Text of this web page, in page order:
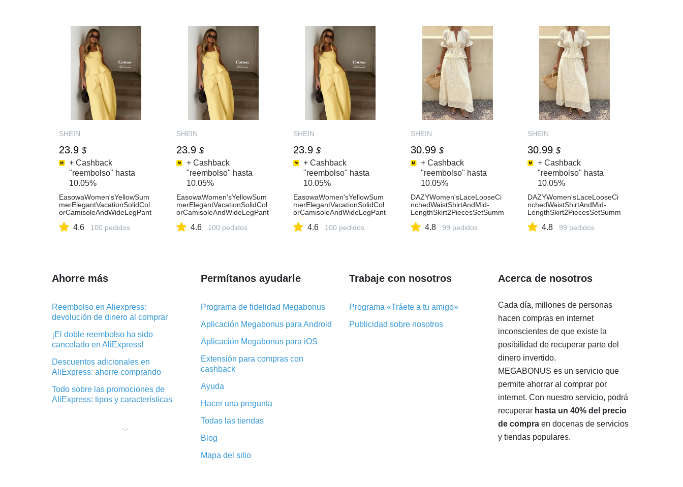
n'sBlazerSuit,Women's2-
PieceSet
n'sBlazerSuit,Women's2-
PieceSet
SHEIN
23.9 $
+ Cashback
"reembolso" hasta
10.05%
EasowaWomen'sYellowSum
merElegantVacationSolidCol
orCamisoleAndWideLegPant
dMoneyStyleCottonLinenCo
4.6 100 pedidos
SHEIN
23.9 $
+ Cashback
"reembolso" hasta
10.05%
EasowaWomen'sYellowSum
merElegantVacationSolidCol
orCamisoleAndWideLegPant
dMoneyStyleCottonLinenCo
4.6 100 pedidos
SHEIN
23.9 $
+ Cashback
"reembolso" hasta
10.05%
EasowaWomen'sYellowSum
merElegantVacationSolidCol
orCamisoleAndWideLegPant
dMoneyStyleCottonLinenCo
4.6 100 pedidos
SHEIN
30.99 $
+ Cashback
"reembolso" hasta
10.05%
DAZYWomen'sLaceLooseCi
nchedWaistShirtAndMid-
LengthSkirt2PiecesSetSumm
4.8 99 pedidos
SHEIN
30.99 $
+ Cashback
"reembolso" hasta
10.05%
DAZYWomen'sLaceLooseCi
nchedWaistShirtAndMid-
LengthSkirt2PiecesSetSumm
4.8 99 pedidos
Ahorre más
Reembolso en Aliexpress:
devolución de dinero al comprar
¡El doble reembolso ha sido
cancelado en AliExpress!
Descuentos adicionales en
AliExpress: ahorre comprando
Todo sobre las promociones de
AliExpress: tipos y características
AliExpress: resumen
Permítanos ayudarle
Programa de fidelidad Megabonus
Aplicación Megabonus para Android
Aplicación Megabonus para iOS
Extensión para compras con
cashback
Ayuda
Hacer una pregunta
Todas las tiendas
Blog
Mapa del sitio
Trabaje con nosotros
Programa «Tráete a tu amigo»
Publicidad sobre nosotros
Acerca de nosotros
Cada día, millones de personas
hacen compras en internet
inconscientes de que existe la
posibilidad de recuperar parte del
dinero invertido.
MEGABONUS es un servicio que
permite ahorrar al comprar por
internet. Con nuestro servicio, podrá
recuperar hasta un 40% del precio
de compraen docenas de servicios
y tiendas populares.